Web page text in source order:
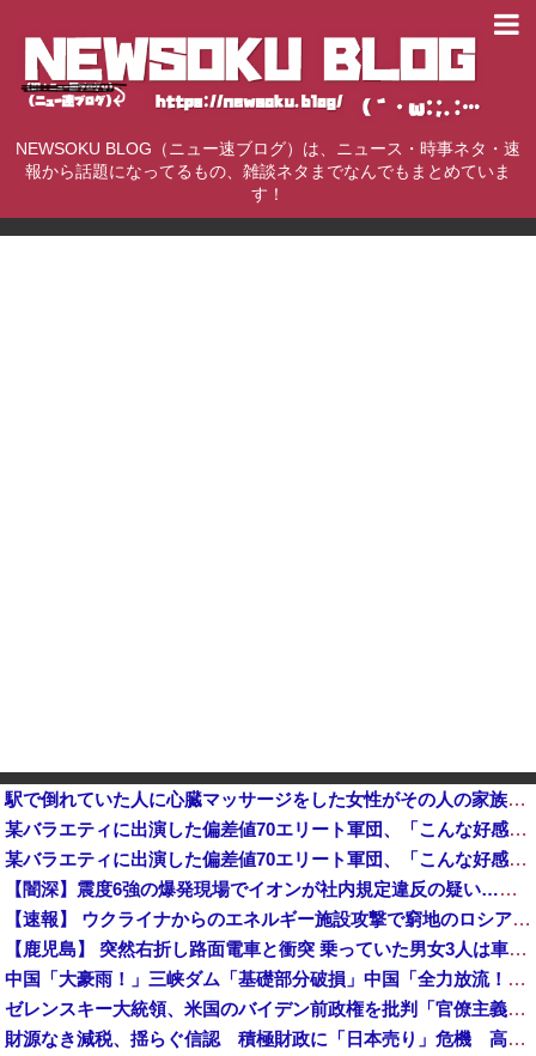
NEWSOKU BLOG（ニュー速ブログ）は、ニュース・時事ネタ・速
報から話題になってるもの、雑談ネタまでなんでもまとめていま
す！
駅で倒れていた人に心臓マッサージをした女性がその人の家族から言われた心ない言葉
某バラエティに出演した偏差値70エリート軍団、「こんな好感度の低い組み合わせは中々ないよ」と視聴者を
某バラエティに出演した偏差値70エリート軍団、「こんな好感度の低い組み合わせは中々ないよ」と視聴者を呆れさせてしまう他
【闇深】震度6強の爆発現場でイオンが社内規定違反の疑い…なぜ日本の企業は震災時すら「まず営業」を優先してしまうのか？
【速報】 ウクライナからのエネルギー施設攻撃で窮地のロシアを韓国が助けていたことが判明「韓国で船積みの精製油3万トンがロシア行き」
【鹿児島】 突然右折し路面電車と衝突 乗っていた男女3人は車を放置しダッシュで逃走中
中国「大豪雨！」三峡ダム「基礎部分破損」中国「全力放流！」台風13号「中国上陸予測」台風15号「中国接近（画像」中国「台風同時上陸！（穀物生産が壊滅危機」→
ゼレンスキー大統領、米国のバイデン前政権を批判「官僚主義だった」
財源なき減税、揺らぐ信認 積極財政に「日本売り」危機 高市政権「悲願」に固執